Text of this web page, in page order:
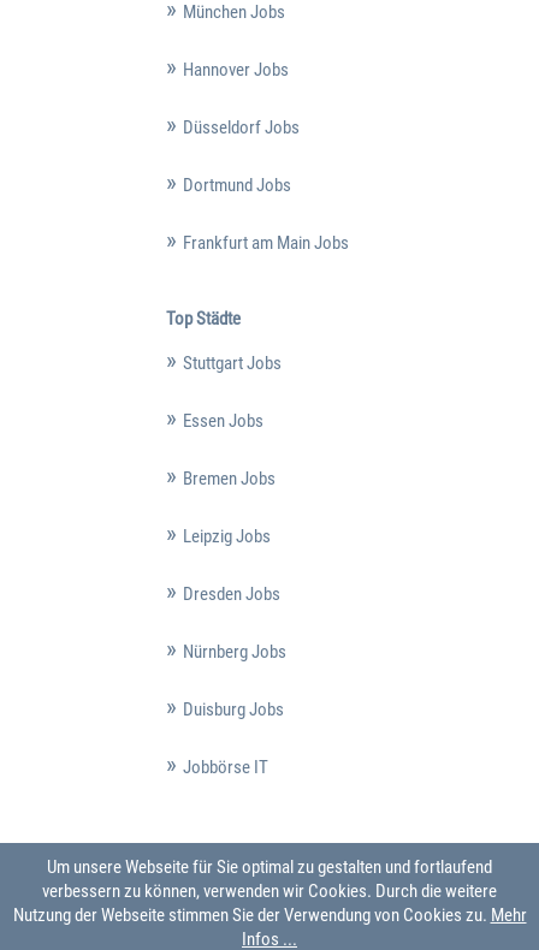
München Jobs
Hannover Jobs
Düsseldorf Jobs
Dortmund Jobs
Frankfurt am Main Jobs
Top Städte
Stuttgart Jobs
Essen Jobs
Bremen Jobs
Leipzig Jobs
Dresden Jobs
Nürnberg Jobs
Duisburg Jobs
Jobbörse IT
Um unsere Webseite für Sie optimal zu gestalten und fortlaufend
verbessern zu können, verwenden wir Cookies. Durch die weitere
Nutzung der Webseite stimmen Sie der Verwendung von Cookies zu. Mehr
Infos ...